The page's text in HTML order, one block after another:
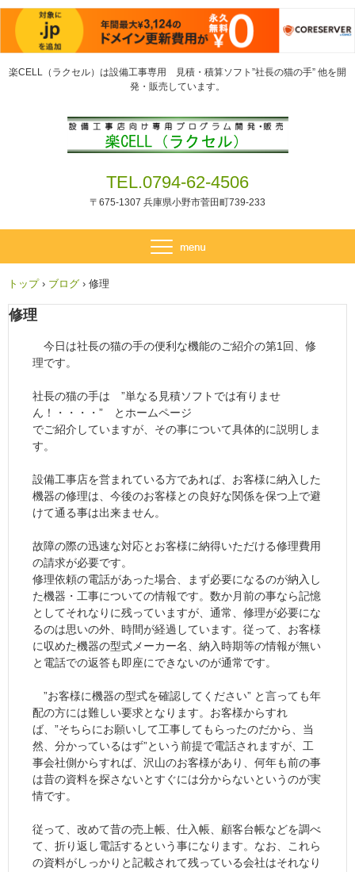
楽CELL（ラクセル）は設備工事専用 見積・積算ソフト”社長の猫の手” 他を開
発・販売しています。
TEL.0794-62-4506
〒675-1307 兵庫県小野市菅田町739-233
トップ › ブログ › 修理
修理
今日は社長の猫の手の便利な機能のご紹介の第1回、修
理です。
社長の猫の手は ”単なる見積ソフトでは有りませ
ん！・・・・” とホームページ
でご紹介していますが、その事について具体的に説明しま
す。
設備工事店を営まれている方であれば、お客様に納入した
機器の修理は、今後のお客様との良好な関係を保つ上で避
けて通る事は出来ません。
故障の際の迅速な対応とお客様に納得いただける修理費用
の請求が必要です。
修理依頼の電話があった場合、まず必要になるのが納入し
た機器・工事についての情報です。数か月前の事なら記憶
としてそれなりに残っていますが、通常、修理が必要にな
るのは思いの外、時間が経過しています。従って、お客様
に収めた機器の型式メーカー名、納入時期等の情報が無い
と電話での返答も即座にできないのが通常です。
”お客様に機器の型式を確認してください” と言っても年
配の方には難しい要求となります。お客様からすれ
ば、”そちらにお願いして工事してもらったのだから、当
然、分かっているはず”という前提で電話されますが、工
事会社側からすれば、沢山のお客様があり、何年も前の事
は昔の資料を探さないとすぐには分からないというのが実
情です。
従って、改めて昔の売上帳、仕入帳、顧客台帳などを調べ
て、折り返し電話するという事になります。なお、これら
の資料がしっかりと記載されて残っている会社はそれなり